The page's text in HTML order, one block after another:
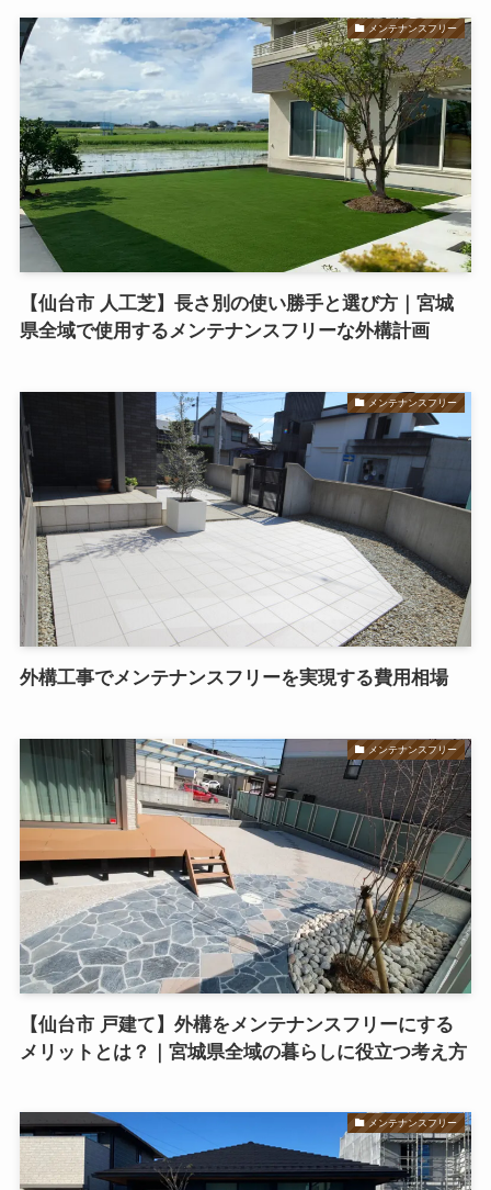
メンテナンスフリー
【仙台市 人工芝】長さ別の使い勝手と選び方｜宮城
県全域で使用するメンテナンスフリーな外構計画
メンテナンスフリー
外構工事でメンテナンスフリーを実現する費用相場
メンテナンスフリー
【仙台市 戸建て】外構をメンテナンスフリーにする
メリットとは？｜宮城県全域の暮らしに役立つ考え方
メンテナンスフリー